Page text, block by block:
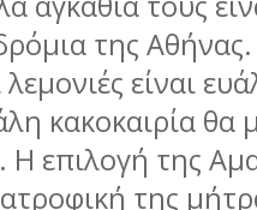
της
είναι
κακοκαιρία θα
Η επιλογή της
της